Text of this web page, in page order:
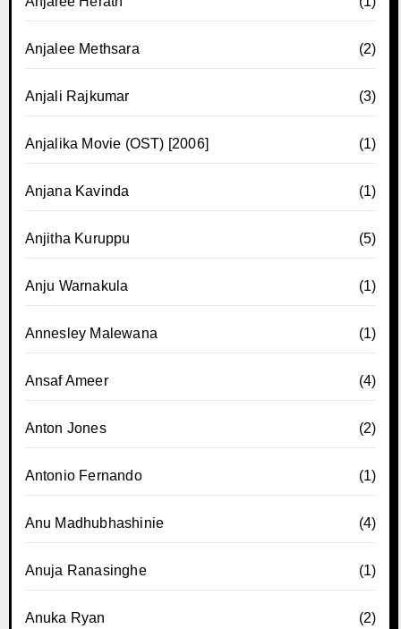
Anjalee Methsara (2)
Anjali Rajkumar (3)
Anjalika Movie (OST) [2006] (1)
Anjana Kavinda (1)
Anjitha Kuruppu (5)
Anju Warnakula (1)
Annesley Malewana (1)
Ansaf Ameer (4)
Anton Jones (2)
Antonio Fernando (1)
Anu Madhubhashinie (4)
Anuja Ranasinghe (1)
Anuka Ryan (2)